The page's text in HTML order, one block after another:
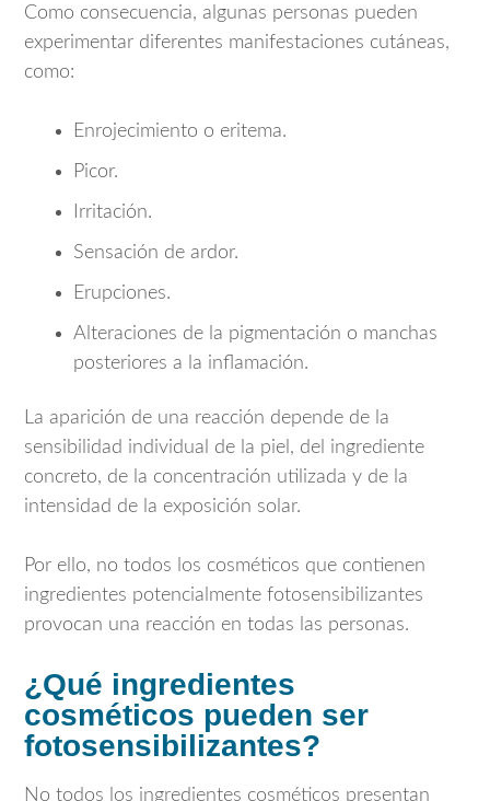
Como consecuencia, algunas personas pueden
experimentar diferentes manifestaciones cutáneas,
como:
Enrojecimiento o eritema.
Picor.
Irritación.
Sensación de ardor.
Erupciones.
Alteraciones de la pigmentación o manchas
posteriores a la inflamación.
La aparición de una reacción depende de la
sensibilidad individual de la piel, del ingrediente
concreto, de la concentración utilizada y de la
intensidad de la exposición solar.
Por ello, no todos los cosméticos que contienen
ingredientes potencialmente fotosensibilizantes
provocan una reacción en todas las personas.
¿Qué ingredientes
cosméticos pueden ser
fotosensibilizantes?
No todos los ingredientes cosméticos presentan